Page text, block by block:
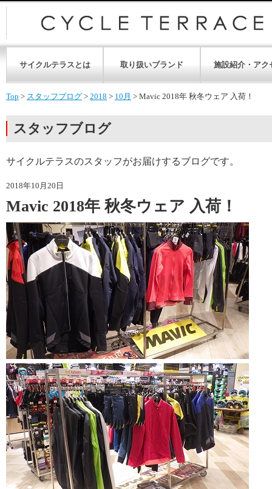
サイクルテラスとは 取り扱いブランド 施設紹介・アク
Top > スタッフブログ > 2018 > 10月 > Mavic 2018年 秋冬ウェア 入荷！
スタッフブログ
サイクルテラスのスタッフがお届けするブログです。
2018年10月20日
Mavic 2018年 秋冬ウェア 入荷！